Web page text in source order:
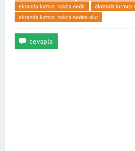
ekranda kırmızı nokta nedir
ekranda
ekranda kırmızı nokta neden olur